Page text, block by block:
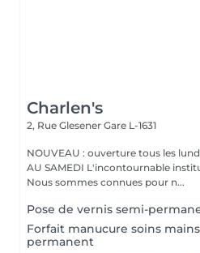
Charlen's
2, Rue Glesener Gare L-1631
NOUVEAU : ouverture tous les
AU SAMEDI L'incontournable institut de beauté à Luxembourg.
Nous sommes connues pour n...
Pose de vernis semi-
Forfait manucure soins
permanent